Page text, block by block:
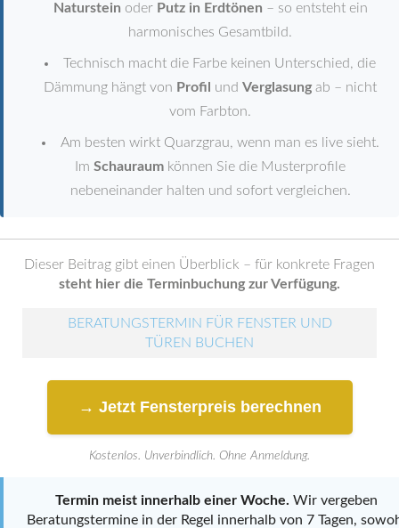
Naturstein oder Putz in Erdtönen – so entsteht ein
harmonisches Gesamtbild.
Technisch macht die Farbe keinen Unterschied, die
Dämmung hängt von Profil und Verglasung ab – nicht
vom Farbton.
Am besten wirkt Quarzgrau, wenn man es live sieht.
Im Schauraum können Sie die Musterprofile
nebeneinander halten und sofort vergleichen.
Dieser Beitrag gibt einen Überblick – für konkrete Fragen
steht hier die Terminbuchung zur Verfügung.
BERATUNGSTERMIN FÜR FENSTER UND
TÜREN BUCHEN
→ Jetzt Fensterpreis berechnen
Kostenlos. Unverbindlich. Ohne Anmeldung.
Termin meist innerhalb einer Woche. Wir vergeben
Beratungstermine in der Regel innerhalb von 7 Tagen,